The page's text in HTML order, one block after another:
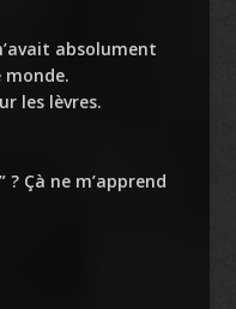
absolument
monde.
les lèvres.
? Çà ne m’apprend